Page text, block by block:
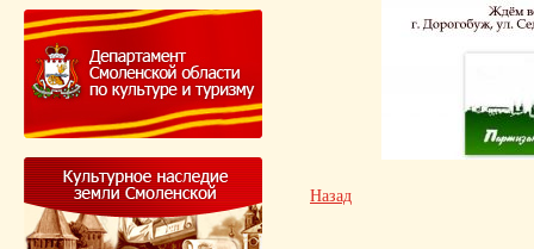
Назад